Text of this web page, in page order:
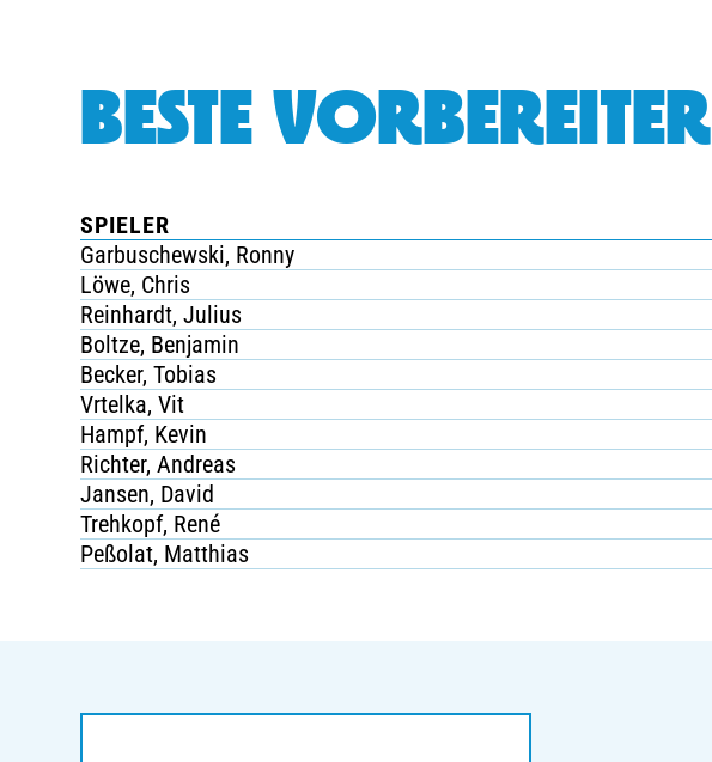
BESTE VORBEREITER
SPIELER
Garbuschewski, Ronny
Löwe, Chris
Reinhardt, Julius
Boltze, Benjamin
Becker, Tobias
Vrtelka, Vit
Hampf, Kevin
Richter, Andreas
Jansen, David
Trehkopf, René
Peßolat, Matthias